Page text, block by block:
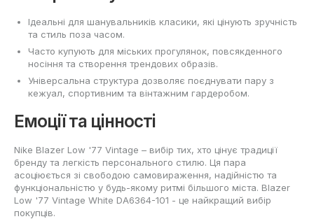
Ідеальні для шанувальників класики, які цінують зручність
та стиль поза часом.
Часто купують для міських прогулянок, повсякденного
носіння та створення трендових образів.
Універсальна структура дозволяє поєднувати пару з
кежуал, спортивним та вінтажним гардеробом.
Емоції та цінності
Nike Blazer Low '77 Vintage – вибір тих, хто цінує традиції
бренду та легкість персонального стилю. Ця пара
асоціюється зі свободою самовираження, надійністю та
функціональністю у будь-якому ритмі більшого міста. Blazer
Low '77 Vintage White DA6364-101 - це найкращий вибір
покупців.